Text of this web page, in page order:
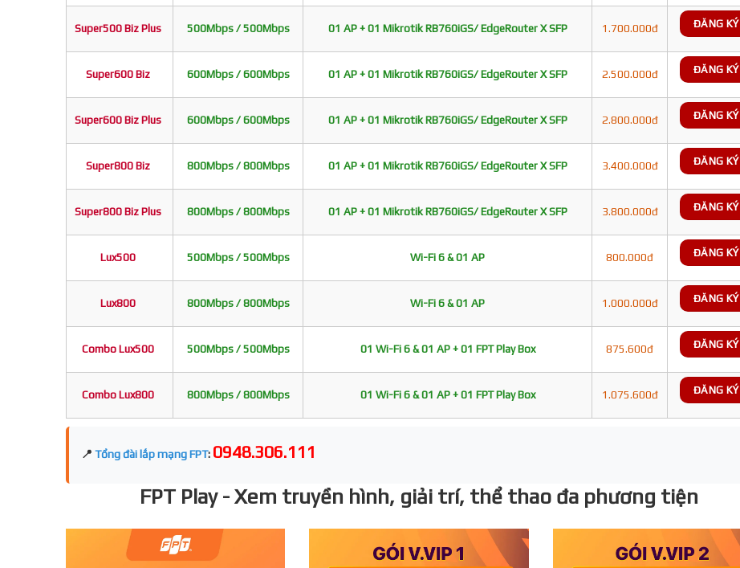
Super500 Biz Plus 500Mbps / 500Mbps 01 AP + 01 Mikrotik RB760iGS/ EdgeRouter X SFP 1.700.000đ ĐĂNG KÝ
Super600 Biz 600Mbps / 600Mbps 01 AP + 01 Mikrotik RB760iGS/ EdgeRouter X SFP 2.500.000đ ĐĂNG KÝ
Super600 Biz Plus 600Mbps / 600Mbps 01 AP + 01 Mikrotik RB760iGS/ EdgeRouter X SFP 2.800.000đ ĐĂNG KÝ
Super800 Biz 800Mbps / 800Mbps 01 AP + 01 Mikrotik RB760iGS/ EdgeRouter X SFP 3.400.000đ ĐĂNG KÝ
Super800 Biz Plus 800Mbps / 800Mbps 01 AP + 01 Mikrotik RB760iGS/ EdgeRouter X SFP 3.800.000đ ĐĂNG KÝ
Lux500 500Mbps / 500Mbps Wi-Fi 6 & 01 AP 800.000đ ĐĂNG KÝ
Lux800 800Mbps / 800Mbps Wi-Fi 6 & 01 AP 1.000.000đ ĐĂNG KÝ
Combo Lux500 500Mbps / 500Mbps 01 Wi-Fi 6 & 01 AP + 01 FPT Play Box 875.600đ ĐĂNG KÝ
Combo Lux800 800Mbps / 800Mbps 01 Wi-Fi 6 & 01 AP + 01 FPT Play Box 1.075.600đ ĐĂNG KÝ
📍 Tổng đài lắp mạng FPT: 0948.306.111
FPT Play - Xem truyền hình, giải trí, thể thao đa phương tiện